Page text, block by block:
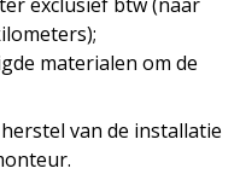
materialen om de
van de installatie